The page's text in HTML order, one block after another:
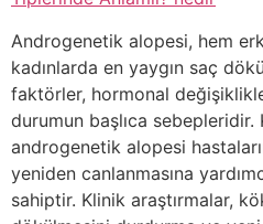
Androgenetik alopesi, hem
kadınlarda en yaygın saç
faktörler, hormonal
durumun başlıca
androgenetik alopesi
yeniden canlanmasına
sahiptir. Klinik araştırmalar,